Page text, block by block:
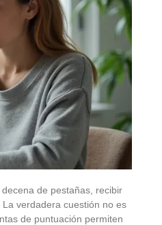
de pestañas, recibir
verdadera cuestión no es
de puntuación permiten